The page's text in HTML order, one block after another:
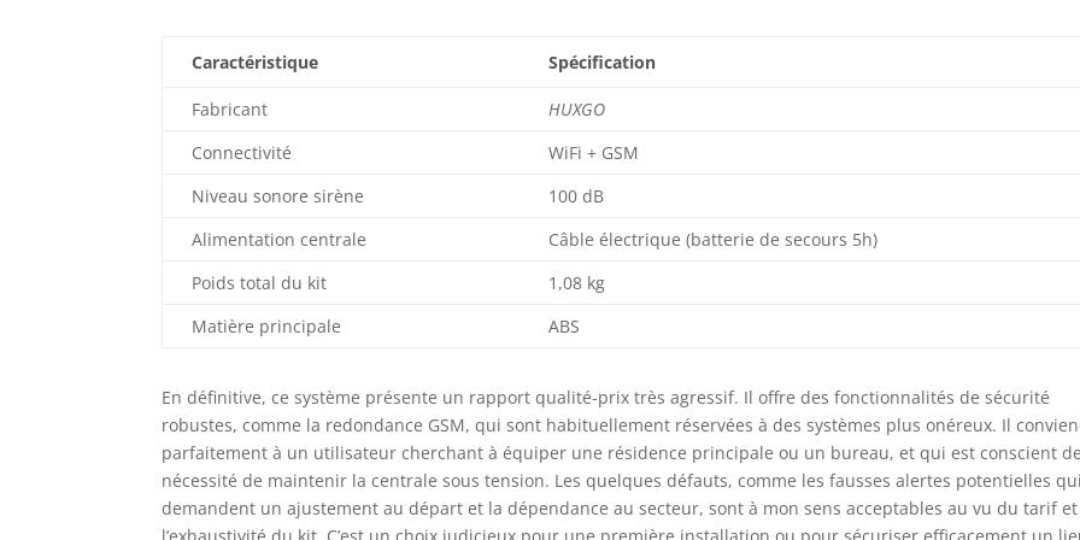
Caractéristique Spécification
Fabricant
HUXGO
Connectivité
WiFi + GSM
Niveau sonore sirène
100 dB
Alimentation centrale
Câble électrique (batterie de secours 5h)
Poids total du kit
1,08 kg
Matière principale
ABS
En définitive, ce système présente un rapport qualité-prix très agressif. Il offre des fonctionnalités de sécurité
robustes, comme la redondance GSM, qui sont habituellement réservées à des systèmes plus onéreux. Il
parfaitement à un utilisateur cherchant à équiper une résidence principale ou un bureau, et qui est conscient
nécessité de maintenir la centrale sous tension. Les quelques défauts, comme les fausses alertes potentielles qui
demandent un ajustement au départ et la dépendance au secteur, sont à mon sens acceptables au vu du tarif